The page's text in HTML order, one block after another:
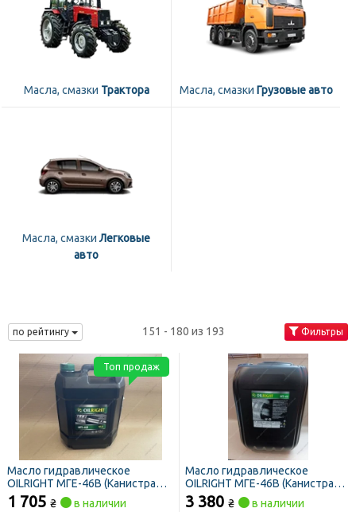
Масла, смазки Трактора Масла, смазки Грузовые авто
Масла, смазки Легковые
авто
по рейтингу 151 - 180 из 193 Фильтры
Масло гидравлическое
OILRIGHT МГЕ-46В (Канистра
10л)
1 705 ₴ в наличии
Топ продаж
Масло гидравлическое
OILRIGHT МГЕ-46В (Канистра
20л)
3 380 ₴ в наличии